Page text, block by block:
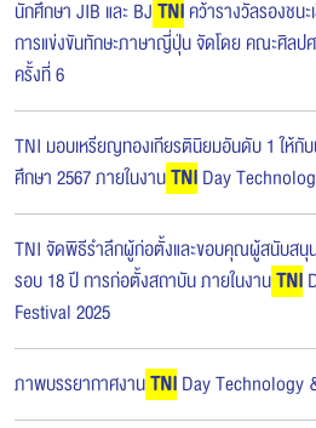
นักศึกษา JIB และ BJTNIคว้ารางวัลรองชน
การแข่งขันทักษะภาษาญี่ปุ่น จัดโดย คณะศิลป
ครั้งที่ 6
TNI มอบเหรียญทองเกียรตินิยมอันดับ 1 ให้กั
ศึกษา 2567 ภายในงานTNIDay
TNI จัดพิธีรำลึกผู้ก่อตั้งและขอบคุณผู้สนับสนุน
รอบ 18 ปี การก่อตั้งสถาบัน ภายในงานTNI
Festival 2025
ภาพบรรยากาศงานTNIDay Technology